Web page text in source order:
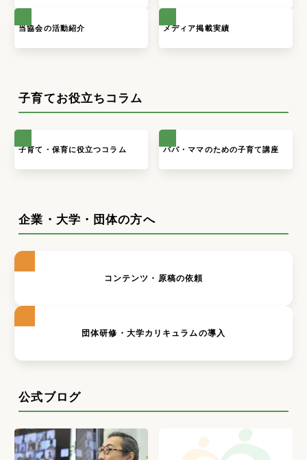
当協会の活動紹介 メディア掲載実績
子育てお役立ちコラム
子育て・保育に役立つコラム パパ・ママのための子育て講座
企業・大学・団体の方へ
コンテンツ・原稿の依頼
団体研修・大学カリキュラムの導入
公式ブログ